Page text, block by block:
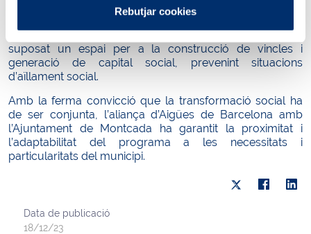
Rebutjar cookies
de Montcada van més enllà de l’objectiu de
l’ocupabilitat i facilitar la inserció laboral de les persones
participants del programa, ja que l’Inclou-Comerç ha
suposat un espai per a la construcció de vincles i
generació de capital social, prevenint situacions
d’aïllament social.
Amb la ferma convicció que la transformació social ha
de ser conjunta, l’aliança d’Aigües de Barcelona amb
l’Ajuntament de Montcada ha garantit la proximitat i
l’adaptabilitat del programa a les necessitats i
particularitats del municipi.
Data de publicació
18/12/23